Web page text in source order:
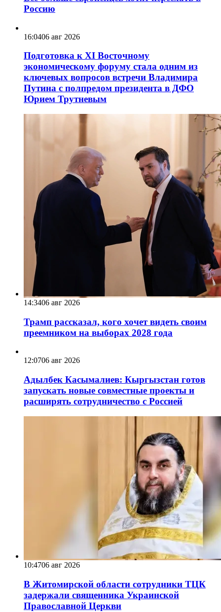
Россию
16:0406 авг 2026
Подготовка к XI Восточному
экономическому форуму стала одним из
ключевых вопросов встречи Владимира
Путина с полпредом президента в ДФО
Юрием Трутневым
14:3406 авг 2026
Трамп рассказал, кого хочет видеть своим
преемником на выборах 2028 года
12:0706 авг 2026
Адылбек Касымалиев: Кыргызстан готов
запускать новые совместные проекты и
расширять сотрудничество с Россией
10:4706 авг 2026
В Житомирской области сотрудники ТЦК
задержали священника Украинской
Православной Церкви